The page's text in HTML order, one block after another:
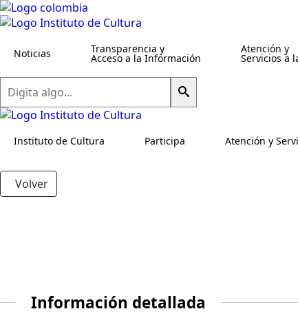
Noticias Transparencia y
Acceso a la Información
Atención y
Servicios a
Instituto de Cultura Participa Atención y
Volver
Información detallada